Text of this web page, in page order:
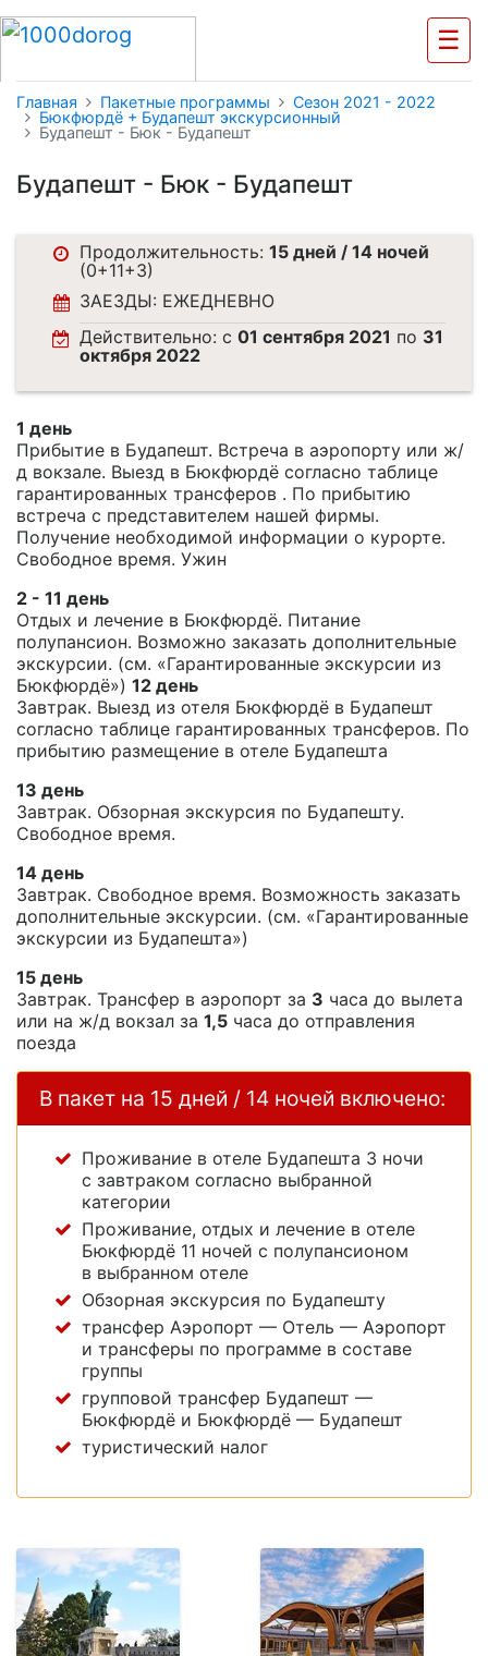
☰
Главная Пакетные программы
Cезон 2021 - 2022
Бюкфюрдё + Будапешт экскурсионный
Будапешт - Бюк - Будапешт
Будапешт - Бюк - Будапешт
Продолжительность:15 дней / 14 ночей
(0+11+3)
ЗАЕЗДЫ: ЕЖЕДНЕВНО
Действительно: c01 сентября 2021 по 31
октября 2022
1 день
Прибытие в Будапешт. Встреча в аэропорту или ж/
д вокзале. Выезд в Бюкфюрдё согласно таблице
гарантированных трансферов . По прибытию
встреча с представителем нашей фирмы.
Получение необходимой информации о курорте.
Свободное время. Ужин
2 - 11 день
Отдых и лечение в Бюкфюрдё. Питание
полупансион. Возможно заказать дополнительные
экскурсии. (см. «Гарантированные экскурсии из
Бюкфюрдё») 12 день
Завтрак. Выезд из отеля Бюкфюрдё в Будапешт
согласно таблице гарантированных трансферов. По
прибытию размещение в отеле Будапешта
13 день
Завтрак. Обзорная экскурсия по Будапешту.
Свободное время.
14 день
Завтрак. Свободное время. Возможность заказать
дополнительные экскурсии. (см. «Гарантированные
экскурсии из Будапешта»)
15 день
Завтрак. Трансфер в аэропорт за 3 часа до вылета
или на ж/д вокзал за 1,5 часа до отправления
поезда
В пакет на 15 дней / 14 ночей включено:
Проживание в отеле Будапешта 3 ночи
с завтраком согласно выбранной
категории
Проживание, отдых и лечение в отеле
Бюкфюрдё 11 ночей с полупансионом
в выбранном отеле
Обзорная экскурсия по Будапешту
трансфер Аэропорт — Отель — Аэропорт
и трансферы по программе в составе
группы
групповой трансфер Будапешт —
Бюкфюрдё и Бюкфюрдё — Будапешт
туристический налог